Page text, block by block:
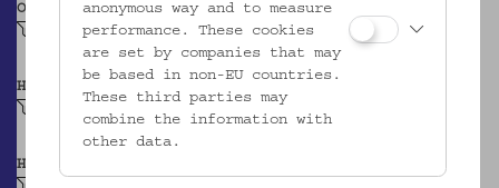
OBJEKTKLASSE
Dreifußpfanne
HERSTELLER/IN
HERKUNFT
anonymous way and to measure
performance. These cookies
are set by companies that may
be based in non-EU countries.
These third parties may
combine the information with
other data.